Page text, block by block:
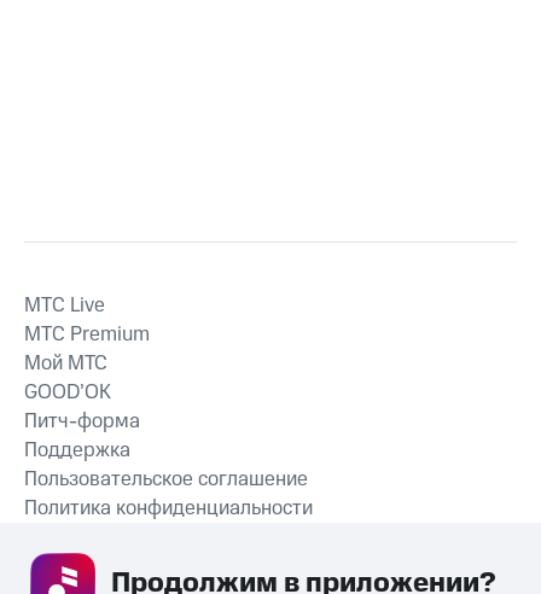
СКАЧАТЬ ПРИЛОЖЕНИЕ
MTС Live
MTС Premium
Мой МТС
GOOD’OK
Питч-форма
Поддержка
Пользовательское соглашение
Политика конфиденциальности